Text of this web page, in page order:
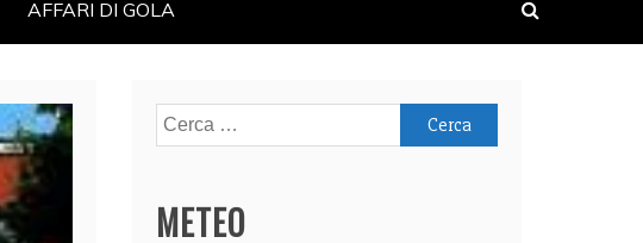
AFFARI DI GOLA
Ricerca
per:
METEO